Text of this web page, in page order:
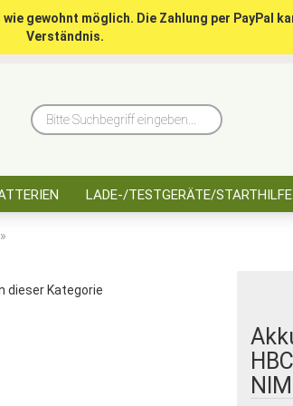
Bitte
gewohnt möglich. Die Zahlung per PayPal
Verständnis.
LADE-/TESTGERÄTE/STARTHILFE
»
dieser Kategorie